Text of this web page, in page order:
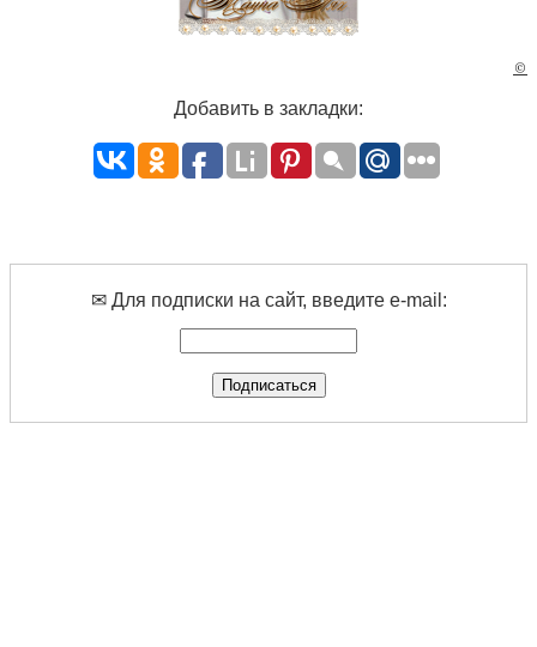
©
Добавить в закладки:
✉ Для подписки на сайт, введите e-mail: